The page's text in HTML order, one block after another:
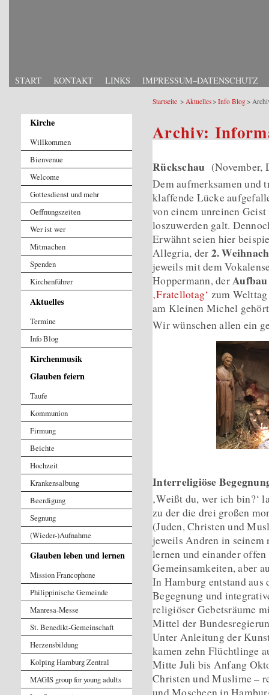
START KONTAKT LINKS IMPRESSUM–DATENSCHUTZ
Startseite Aktuelles Info Blog
Archiv:
Rückschau (November,
Dem aufmerksamen und
klaffende Lücke
von einem unreinen
loszuwerden galt.
Erwähnt seien hier
Allegria, der 2.
jeweils mit dem
Hoppermann, der
‚Fratellotag‘ zum
am Kleinen Michel
Wir wünschen allen ein
Interreligiöse
‚Weißt du, wer ich bin?‘
zu der die drei großen
(Juden, Christen und
jeweils Andren in seinem
lernen und einander
Gemeinsamkeiten, aber
In Hamburg entstand
Begegnung und
religiöser Gebetsräume
Mittel der
Unter Anleitung der
kamen zehn Flüchtlinge
Mitte Juli bis Anfang
Christen und Muslime –
und Moscheen in
Kirche
Willkommen
Bienvenue
Welcome
Gottesdienst und mehr
Oeffnungszeiten
Wer ist wer
Mitmachen
Spenden
Kirchenführer
Aktuelles
Termine
Info Blog
Kirchenmusik
Glauben feiern
Taufe
Kommunion
Firmung
Beichte
Hochzeit
Krankensalbung
Beerdigung
Segnung
(Wieder-)Aufnahme
Glauben leben und lernen
Mission Francophone
Philippinische Gemeinde
Manresa-Messe
St. Benedikt-Gemeinschaft
Herzensbildung
Kolping Hamburg Zentral
MAGIS group for young adults